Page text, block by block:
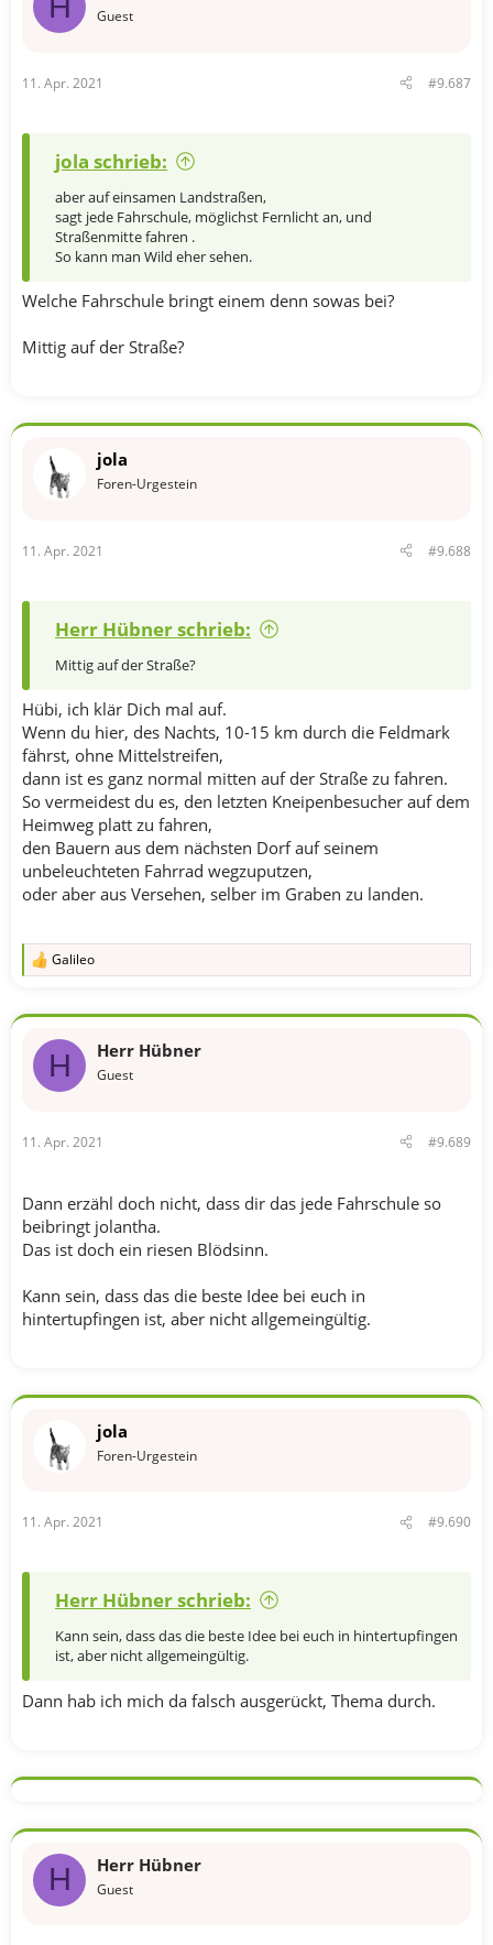
Guest
11. Apr. 2021 #9.687
jola schrieb:
aber auf einsamen Landstraßen,
sagt jede Fahrschule, möglichst Fernlicht an, und
Straßenmitte fahren .
So kann man Wild eher sehen.
Welche Fahrschule bringt einem denn sowas bei?
Mittig auf der Straße?
jola
Foren-Urgestein
11. Apr. 2021 #9.688
Herr Hübner schrieb:
Mittig auf der Straße?
Hübi, ich klär Dich mal auf.
Wenn du hier, des Nachts, 10-15 km durch die Feldmark
fährst, ohne Mittelstreifen,
dann ist es ganz normal mitten auf der Straße zu fahren.
So vermeidest du es, den letzten Kneipenbesucher auf dem
Heimweg platt zu fahren,
den Bauern aus dem nächsten Dorf auf seinem
unbeleuchteten Fahrrad wegzuputzen,
oder aber aus Versehen, selber im Graben zu landen.
R
k
o
:
Galileo
H Herr Hübner
Guest
11. Apr. 2021 #9.689
Dann erzähl doch nicht, dass dir das jede Fahrschule so
beibringt jolantha.
Das ist doch ein riesen Blödsinn.
Kann sein, dass das die beste Idee bei euch in
hintertupfingen ist, aber nicht allgemeingültig.
jola
Foren-Urgestein
11. Apr. 2021 #9.690
Herr Hübner schrieb:
Kann sein, dass das die beste Idee bei euch in hintertupfingen
ist, aber nicht allgemeingültig.
Dann hab ich mich da falsch ausgerückt, Thema durch.
H Herr Hübner
Guest